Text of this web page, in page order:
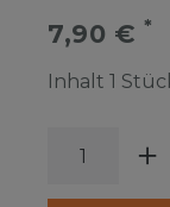
7,90 € *
Inhalt 1